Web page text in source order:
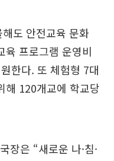
도 안전교육 문화
육 프로그램 운영비
한다. 또 체험형 7대
해 120개교에 학교당
장은 “새로운 나·침·